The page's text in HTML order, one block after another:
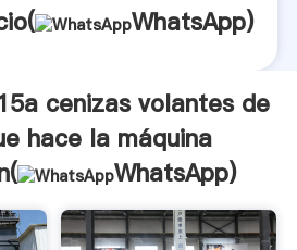
WhatsApp)
cenizas volantes de
hace la máquina
WhatsApp)